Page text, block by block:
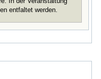
entfaltet werden.